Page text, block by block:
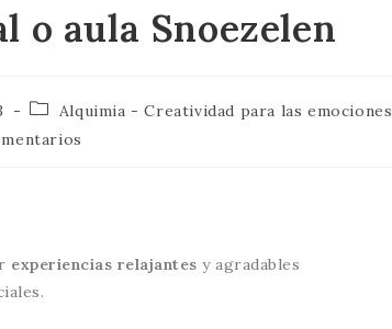
o aula Snoezelen
Alquimia - Creatividad para las emociones
experiencias relajantes y agradables